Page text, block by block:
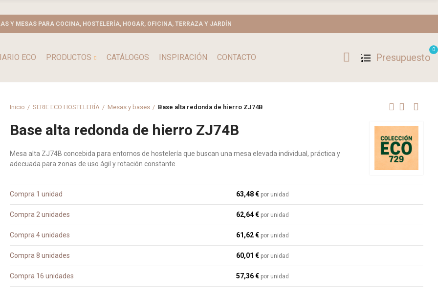
Y MESAS PARA COCINA, HOSTELERÍA, HOGAR, OFICINA, TERRAZA Y JARDÍN
ECO PRODUCTOS CATÁLOGOS INSPIRACIÓN CONTACTO Presupuesto
0
Inicio SERIE ECO HOSTELERÍA Mesas y bases Base alta redonda de hierro ZJ74B
Base alta redonda de hierro ZJ74B
Mesa alta ZJ74B concebida para entornos de hostelería que buscan una mesa elevada individual, práctica y
adecuada para zonas de uso ágil y rotación constante.
Compra 1 unidad 63,48 € por unidad
Compra 2 unidades 62,64 € por unidad
Compra 4 unidades 61,62 € por unidad
Compra 8 unidades 60,01 € por unidad
Compra 16 unidades 57,36 € por unidad